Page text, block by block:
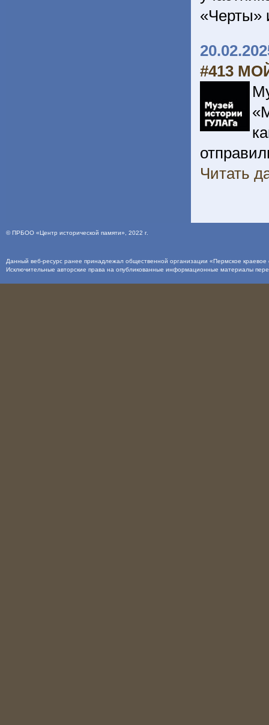
«Черты»
#413
Читать
©ПРБОО «Центр исторической памяти» , 2022 г.
Данный веб-ресурс ранее принадлежал общественной организации «Пермское
Исключительные авторские права на опубликованные информационные материалы